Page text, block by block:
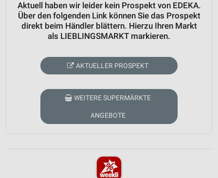
Aktuell haben wir leider kein Prospekt von EDEKA.
Über den folgenden Link können Sie das Prospekt
direkt beim Händler blättern. Hierzu Ihren Markt
als LIEBLINGSMARKT markieren.
AKTUELLER PROSPEKT
WEITERE SUPERMÄRKTE
ANGEBOTE